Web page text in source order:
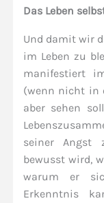
Das Leben
Und damit wir
im Leben zu
manifestiert
(wenn nicht in
aber sehen
seiner Angst
bewusst wird,
warum er
Erkenntnis